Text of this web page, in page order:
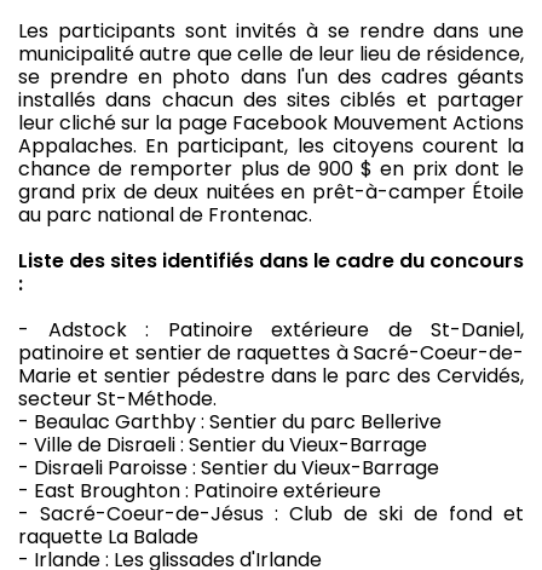
Les participants sont invités à se rendre dans une
municipalité autre que celle de leur lieu de résidence,
se prendre en photo dans l'un des cadres géants
installés dans chacun des sites ciblés et partager
leur cliché sur la page Facebook Mouvement Actions
Appalaches. En participant, les citoyens courent la
chance de remporter plus de 900 $ en prix dont le
grand prix de deux nuitées en prêt-à-camper Étoile
au parc national de Frontenac.
Liste des sites identifiés dans le cadre du concours
:
- Adstock : Patinoire extérieure de St-Daniel,
patinoire et sentier de raquettes à Sacré-Coeur-de-
Marie et sentier pédestre dans le parc des Cervidés,
secteur St-Méthode.
- Beaulac Garthby : Sentier du parc Bellerive
- Ville de Disraeli : Sentier du Vieux-Barrage
- Disraeli Paroisse : Sentier du Vieux-Barrage
- East Broughton : Patinoire extérieure
- Sacré-Coeur-de-Jésus : Club de ski de fond et
raquette La Balade
- Irlande : Les glissades d'Irlande